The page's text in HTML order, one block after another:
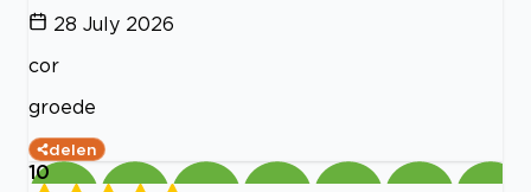
28 July 2026
cor
groede
delen
10